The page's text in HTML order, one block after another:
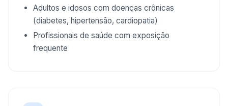
Adultos e idosos com doenças crônicas
(diabetes, hipertensão, cardiopatia)
Profissionais de saúde com exposição
frequente